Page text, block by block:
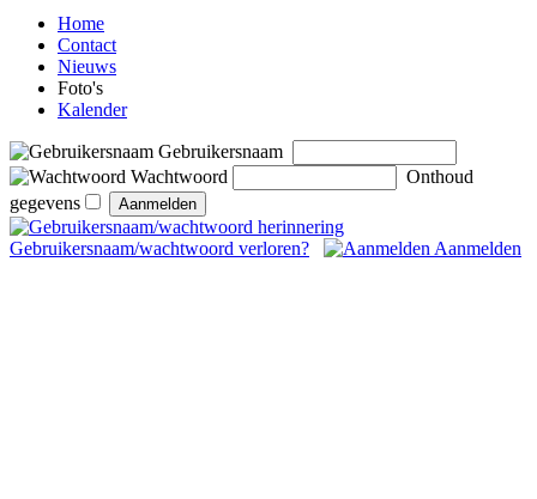
Home
Contact
Nieuws
Foto's
Kalender
Gebruikersnaam
Wachtwoord
Onthoud
gegevens
Gebruikersnaam/wachtwoord verloren? Aanmelden